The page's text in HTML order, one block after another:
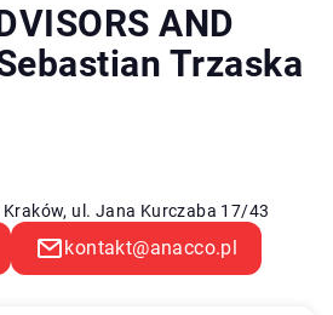
AND
Trzaska
Kraków, ul. Jana Kurczaba 17/43
kontakt@anacco.pl